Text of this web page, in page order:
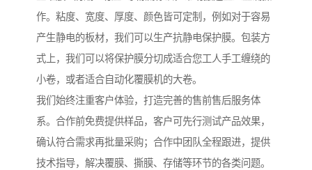
作。粘度、宽度、厚度、颜色皆可定制，例如对于容易
产生静电的板材，我们可以生产抗静电保护膜。包装方
式上，我们可以将保护膜分切成适合您工人手工缠绕的
小卷，或者适合自动化覆膜机的大卷。
我们始终注重客户体验，打造完善的售前售后服务体
系。合作前免费提供样品，客户可先行测试产品效果，
确认符合需求再批量采购；合作中团队全程跟进，提供
技术指导，解决覆膜、撕膜、存储等环节的各类问题。